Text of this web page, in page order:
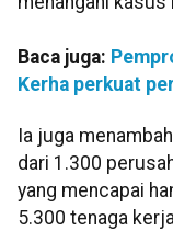
Baca juga:
Kerha perkuat
Ia juga
dari 1.300
yang mencapai
5.300 tenaga